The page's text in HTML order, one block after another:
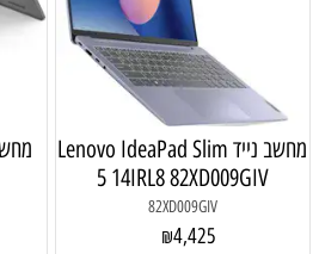
מחשב נייד Lenovo IdeaPad Slim
5 14IRL8 82XD009GIV
82XD009GIV
₪4,425